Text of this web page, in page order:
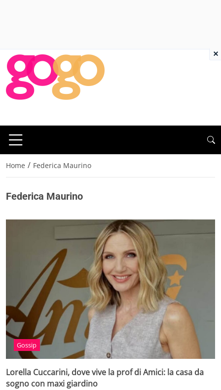
Home / Federica Maurino
Federica Maurino
Gossip
Lorella Cuccarini, dove vive la prof di Amici: la casa da
sogno con maxi giardino
×